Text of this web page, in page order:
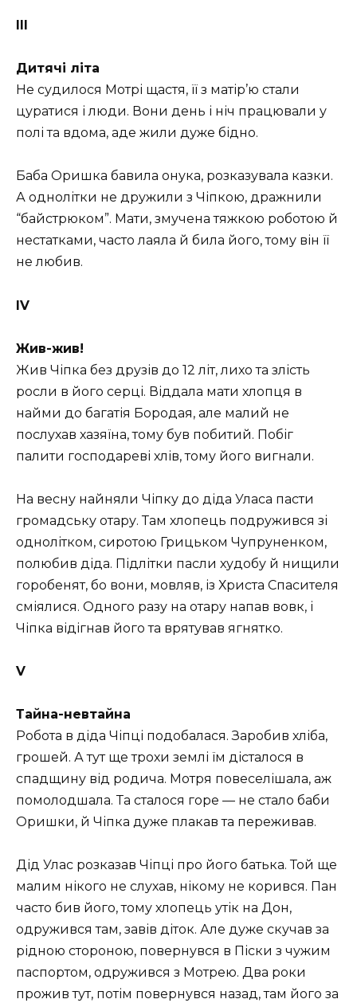
III
Дитячі літа
Не судилося Мотрі щастя, її з матір’ю стали
цуратися і люди. Вони день і ніч працювали у
полі та вдома, аде жили дуже бідно.
Баба Оришка бавила онука, розказувала казки.
А однолітки не дружили з Чіпкою, дражнили
“байстрюком”. Мати, змучена тяжкою роботою й
нестатками, часто лаяла й била його, тому він її
не любив.
IV
Жив-жив!
Жив Чіпка без друзів до 12 літ, лихо та злість
росли в його серці. Віддала мати хлопця в
найми до багатія Бородая, але малий не
послухав хазяїна, тому був побитий. Побіг
палити господареві хлів, тому його вигнали.
На весну найняли Чіпку до діда Уласа пасти
громадську отару. Там хлопець подружився зі
однолітком, сиротою Грицьком Чупруненком,
полюбив діда. Підлітки пасли худобу й нищили
горобенят, бо вони, мовляв, із Христа Спасителя
сміялися. Одного разу на отару напав вовк, і
Чіпка відігнав його та врятував ягнятко.
V
Тайна-невтайна
Робота в діда Чіпці подобалася. Заробив хліба,
грошей. А тут ще трохи землі їм дісталося в
спадщину від родича. Мотря повеселішала, аж
помолодшала. Та сталося горе — не стало баби
Оришки, й Чіпка дуже плакав та переживав.
Дід Улас розказав Чіпці про його батька. Той ще
малим нікого не слухав, нікому не корився. Пан
часто бив його, тому хлопець утік на Дон,
одружився там, завів діток. Але дуже скучав за
рідною стороною, повернувся в Піски з чужим
паспортом, одружився з Мотрею. Два роки
прожив тут, потім повернувся назад, там його за